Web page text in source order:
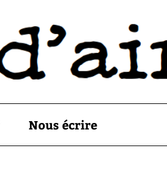
Nous écrire